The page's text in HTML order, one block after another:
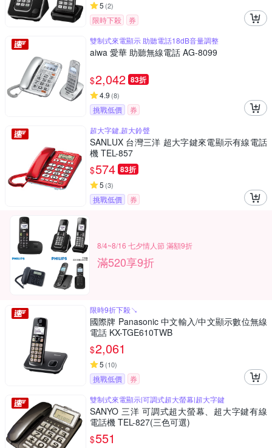
5 (2)
限時下殺
券
雙制式來電顯示 助聽電話18dB音量調整
aiwa 愛華 助聽無線電話 AG-8099
$2,042 83折
4.9 (8)
挑戰低價
券
超大字鍵,超大鈴聲
SANLUX 台灣三洋 超大字鍵來電顯示有線電話
機 TEL-857
$574 83折
5 (3)
挑戰低價 券
8/4~8/16 七夕情人節 滿額9折
滿520享9折
限時9折下殺↘
國際牌 Panasonic 中文輸入/中文顯示數位無線
電話 KX-TGE610TWB
$2,061
5 (10)
挑戰低價
券
雙制式來電顯示|可調式超大螢幕|超大字鍵
SANYO 三洋 可調式超大螢幕、超大字鍵有線
電話機 TEL-827(三色可選)
$551